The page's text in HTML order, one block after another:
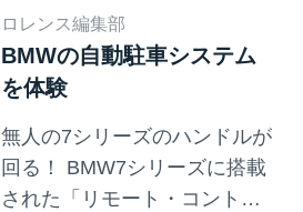
ロレンス編集部
BMWの自動駐車システム
を体験
無人の7シリーズのハンドルが
回る！ BMW7シリーズに搭載
された「リモート・コントロ